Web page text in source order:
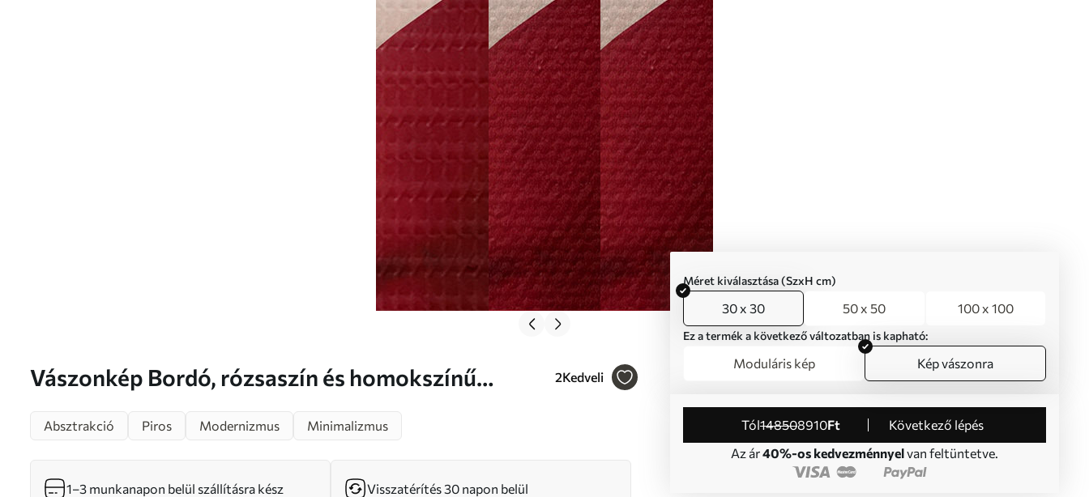
Vászonkép Bordó, rózsaszín és homokszínű
2Kedveli
Méret kiválasztása (SzxH cm)
30 x 30 50 x 50 100 x 100
Ez a termék a következő változatban is kapható:
Moduláris kép Kép vászonra
Tól148508910Ft
Következő lépés
Az ár40%-os kedvezménnyelvan feltüntetve.
Absztrakció Piros Modernizmus Minimalizmus
1–3 munkanapon belül szállításra kész Visszatérítés 30 napon belül